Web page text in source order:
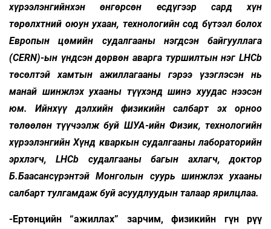
хүрээлэнгийнхэн өнгөрсөн есдүгээр сард хүн
төрөлхтний оюун ухаан, технологийн сод бүтээл болох
Европын цөмийн судалгааны нэгдсэн байгууллага
(CERN)-ын үндсэн дөрвөн аварга туршилтын нэг LHCb
төсөлтэй хамтын ажиллагааны гэрээ үзэглэсэн нь
манай шинжлэх ухааны түүхэнд шинэ хуудас нээсэн
юм. Ийнхүү дэлхийн физикийн салбарт эх орноо
төлөөлөн түүчээлж буй ШУА-ийн Физик, технологийн
хүрээлэнгийн Хүнд кваркын судалгааны лабораторийн
эрхлэгч, LHCb судалгааны багын ахлагч, доктор
Б.Баасансүрэнтэй Монголын суурь шинжлэх ухааны
салбарт тулгамдаж буй асуудлуудын талаар ярилцлаа.
-Ертөнцийн “ажиллах” зарчим, физикийн гүн рүү